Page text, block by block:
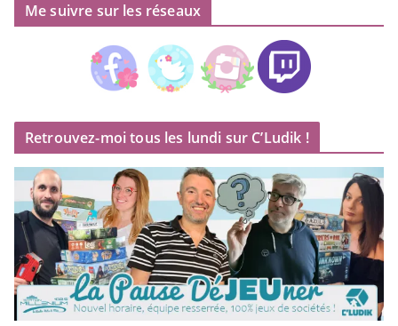
Me suivre sur les réseaux
Retrouvez-moi tous les lundi sur C’Ludik !